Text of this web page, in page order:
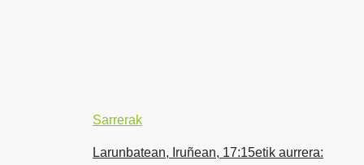
Sarrerak
Larunbatean, Iruñean, 17:15etik aurrera: